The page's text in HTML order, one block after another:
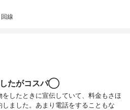
線
したがコスパ◯
したときに宣伝していて、料金もさほ
ました。あまり電話をすることもな